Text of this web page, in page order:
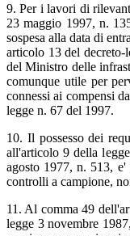
9. Per i lavori di
23 maggio 1997, n.
sospesa alla data di
articolo 13 del
del Ministro delle
comunque utile per
connessi ai compensi
legge n. 67 del 1997.
10. Il possesso dei
all'articolo 9 della
agosto 1977, n. 513,
controlli a campione,
11. Al comma 49
legge 3 novembre